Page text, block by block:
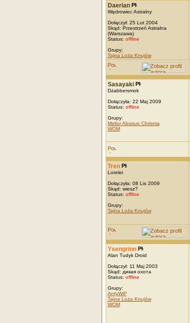
Daerian
Wędrowiec Astralny
Dołączył: 25 Lut 2004
Skąd: Przestrzeń Astralna
(Warszawa)
Status: offline
Grupy:
Tajna Loża Knujów
Sasayaki
Dżabbersmok
Dołączyła: 22 Maj 2009
Status: offline
Grupy:
Melior Absque Chrisma
WOM
Tren
Lorelei
Dołączyła: 08 Lis 2009
Skąd: wiesz?
Status: offline
Grupy:
Tajna Loża Knujów
Ysengrinn
Alan Tudyk Droid
Dołączył: 11 Maj 2003
Skąd: дикая охота
Status: offline
Grupy:
AntyWiP
Tajna Loża Knujów
WOM